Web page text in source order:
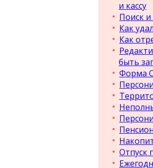
и кассу
Поиск и
Как
Как
быть
Форма
Отпуск